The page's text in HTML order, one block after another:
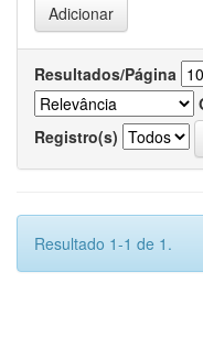
Resultados/Página
Registro(s)
Resultado 1-1 de 1.